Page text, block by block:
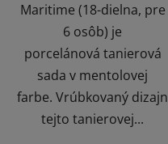
Maritime (18-dielna, pre
6 osôb) je
porcelánová tanierová
sada v mentolovej
farbe. Vrúbkovaný dizajn
tejto tanierovej...